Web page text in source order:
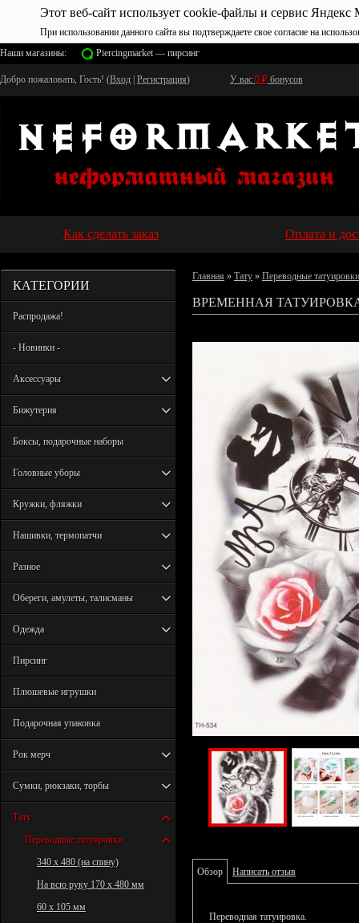
Этот веб-сайт использует cookie-файлы и сервис Яндекс
При использовании данного сайта вы подтверждаете свое согласие на
Наши магазины:
Piercingmarket — пирсинг
Добро пожаловать, Гость! (Вход Регистрация) У вас 0 ₽ бонусов
Как сделать заказ Оплата и
КАТЕГОРИИ
Распродажа!
- Новинки -
Аксессуары
Бижутерия
Боксы, подарочные наборы
Головные уборы
Кружки, фляжки
Нашивки, термопатчи
Разное
Обереги, амулеты, талисманы
Одежда
Пирсинг
Плюшевые игрушки
Подарочная упаковка
Рок мерч
Сумки, рюкзаки, торбы
Тату
Переводные татуировки
340 х 480 (на спину)
На всю руку 170 х 480 мм
60 х 105 мм
Главная » Тату » Переводные татуировки
ВРЕМЕННАЯ
Обзор Написать отзыв
Переводная татуировка.